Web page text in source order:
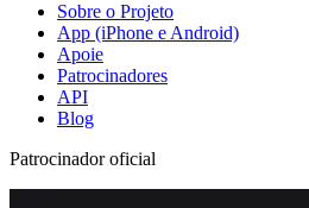
Sobre o Projeto
App (iPhone e Android)
Apoie
Patrocinadores
API
Blog
Patrocinador oficial